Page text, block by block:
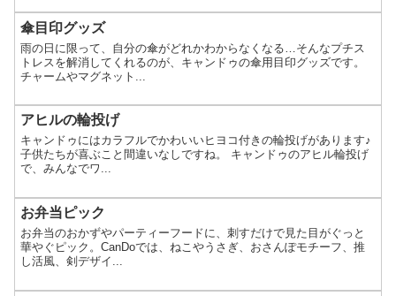
傘目印グッズ
雨の日に限って、自分の傘がどれかわからなくなる…そんなプチス
トレスを解消してくれるのが、キャンドゥの傘用目印グッズです。
チャームやマグネット...
アヒルの輪投げ
キャンドゥにはカラフルでかわいいヒヨコ付きの輪投げがあります♪
子供たちが喜ぶこと間違いなしですね。 キャンドゥのアヒル輪投げ
で、みんなでワ...
お弁当ピック
お弁当のおかずやパーティーフードに、刺すだけで見た目がぐっと
華やぐピック。CanDoでは、ねこやうさぎ、おさんぽモチーフ、推
し活風、剣デザイ...